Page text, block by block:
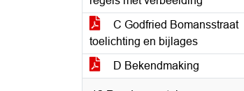
C Godfried Bomansstraat
toelichting en bijlages
D Bekendmaking